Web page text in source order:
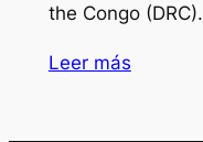
the Congo (DRC).
Leer más